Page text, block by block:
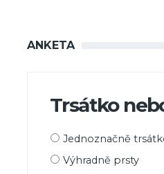
ANKETA
Trsátko
Možnosti
Jednoznačně
Výhradně prsty